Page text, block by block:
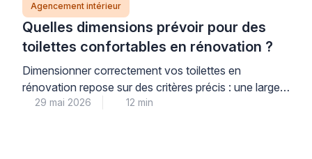
Agencement intérieur
Quelles dimensions prévoir pour des
toilettes confortables en rénovation ?
Dimensionner correctement vos toilettes en
rénovation repose sur des critères précis : une largeur
minimale de 80 cm et un dégagement de 1,20 m
29 mai 2026 12 min